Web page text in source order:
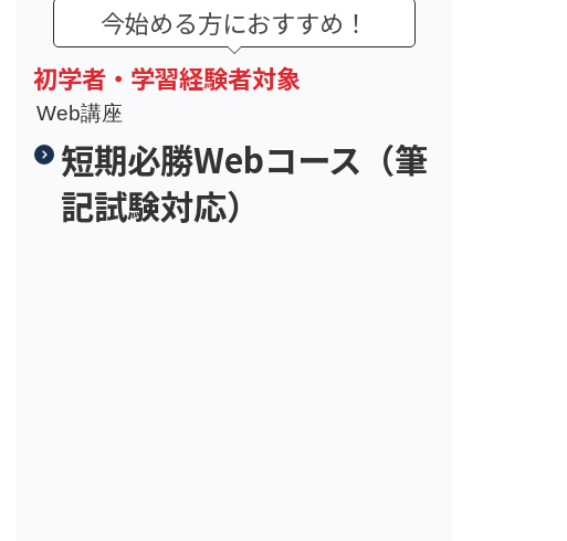
今始める方におすすめ！
初学者・学習経験者対象
Web講座
短期必勝Webコース（筆
記試験対応）